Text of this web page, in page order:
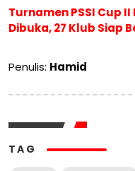
Turnamen PSSI Cup
Dibuka, 27 Klub Siap
Penulis: Hamid
TAG